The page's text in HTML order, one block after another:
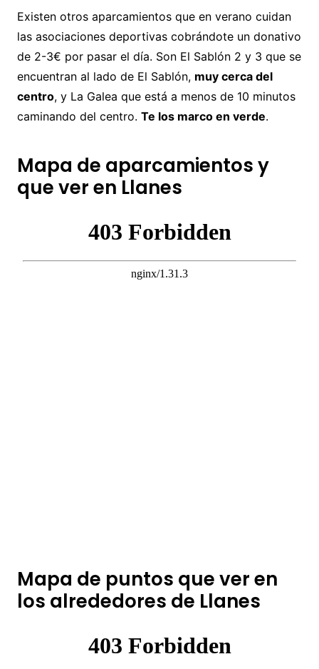
Existen otros aparcamientos que en verano cuidan
las asociaciones deportivas cobrándote un donativo
de 2-3€ por pasar el día. Son El Sablón 2 y 3 que se
encuentran al lado de El Sablón, muy cerca del
centro, y La Galea que está a menos de 10 minutos
caminando del centro. Te los marco en verde.
Mapa de aparcamientos y
que ver en Llanes
Mapa de puntos que ver en
los alrededores de Llanes